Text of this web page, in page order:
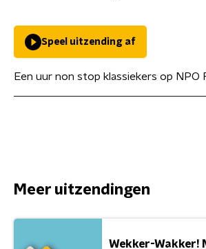
Speel uitzending af
Een uur non stop klassiekers op NPO
Meer uitzendingen
Wekker-Wakker!